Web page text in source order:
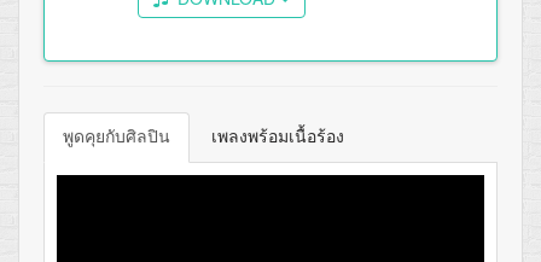
พูดคุยกับศิลปิน เพลงพร้อมเนื้อร้อง